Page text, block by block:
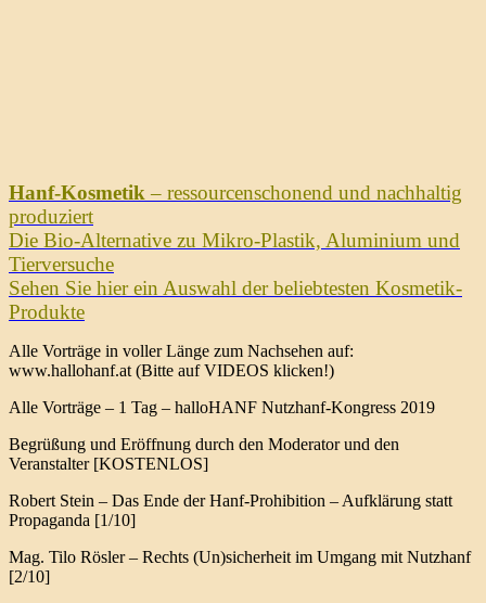
Hanf-Kosmetik – ressourcenschonend und nachhaltig
produziert
Die Bio-Alternative zu Mikro-Plastik, Aluminium und
Tierversuche
Sehen Sie hier ein Auswahl der beliebtesten Kosmetik-
Produkte
Alle Vorträge in voller Länge zum Nachsehen auf:
www.hallohanf.at (Bitte auf VIDEOS klicken!)
Alle Vorträge – 1 Tag – halloHANF Nutzhanf-Kongress 2019
Begrüßung und Eröffnung durch den Moderator und den
Veranstalter [KOSTENLOS]
Robert Stein – Das Ende der Hanf-Prohibition – Aufklärung statt
Propaganda [1/10]
Mag. Tilo Rösler – Rechts (Un)sicherheit im Umgang mit Nutzhanf
[2/10]